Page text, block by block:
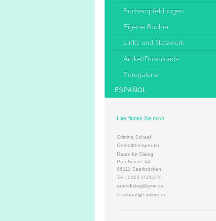
Buchempfehlungen
Eigene Bücher
Links und Netzwerk
Artikel/Downloads
Fotogalerie
ESPAÑOL
Hier finden Sie mich
Cristina Schaaf
Gestalttherapeutin
Raum für Dialog
Preußenstr. 64
66111 Saarbrücken
Tel.: 0162-1526370
raumdialog@gmx.de
cr-schaaf@t-online.de